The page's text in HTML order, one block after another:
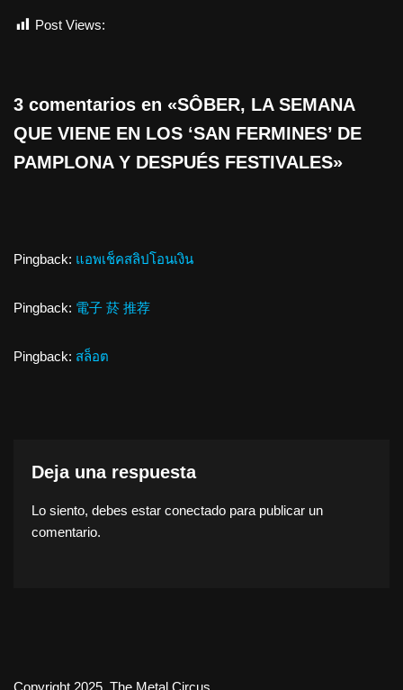
Post Views:
3 comentarios en «SÔBER, LA SEMANA
QUE VIENE EN LOS ‘SAN FERMINES’ DE
PAMPLONA Y DESPUÉS FESTIVALES»
Pingback: แอพเช็คสลิปโอนเงิน
Pingback: 電子 菸 推荐
Pingback: สล็อต
Deja una respuesta
Lo siento, debes estar conectado para publicar un
comentario.
Copyright 2025. The Metal Circus